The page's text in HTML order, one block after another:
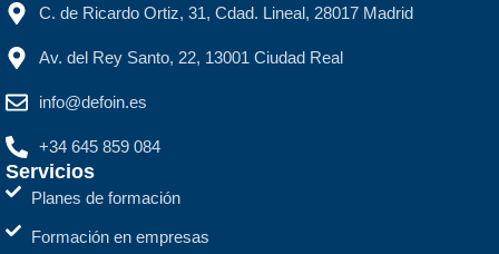
C. de Ricardo Ortiz, 31, Cdad. Lineal, 28017 Madrid
Av. del Rey Santo, 22, 13001 Ciudad Real
info@defoin.es
+34 645 859 084
Servicios
Planes de formación
Formación en empresas